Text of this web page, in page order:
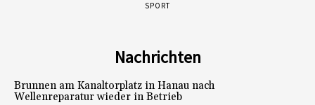
SPORT
Nachrichten
Brunnen am Kanaltorplatz in Hanau nach
Wellenreparatur wieder in Betrieb